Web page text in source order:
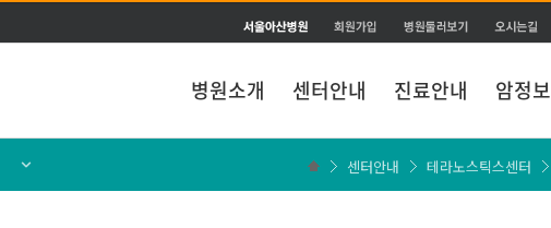
주메뉴 바로가기
본문 바로가기
병원소개 센터안내 진료안내 암정보
센터안내 테라노스틱스센터